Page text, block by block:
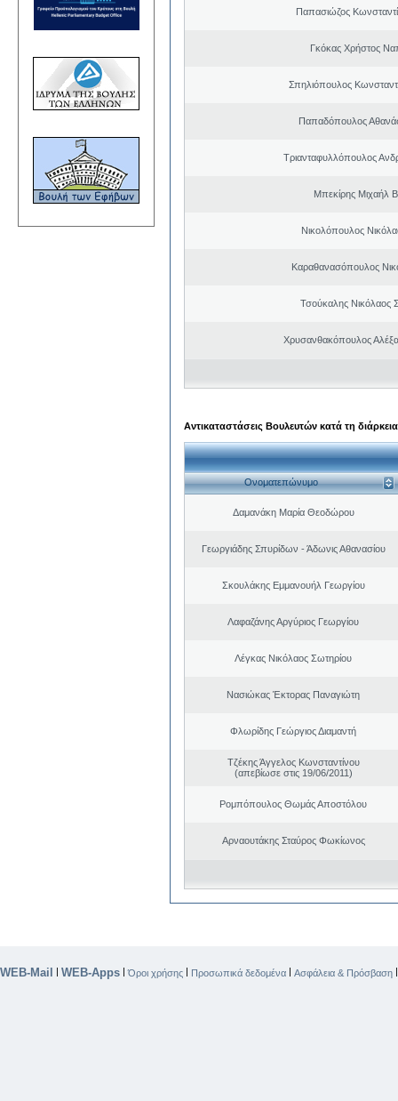
Παπασιώζος
Γκόκας Χρήστος
Σπηλιόπουλος
Παπαδόπουλος
Τριανταφυλλόπουλος
Μπεκίρης Μιχαήλ
Νικολόπουλος
Καραθανασόπουλος
Τσούκαλης Νικόλαος
Χρυσανθακόπουλος
Αντικαταστάσεις Βουλευτών κατά τη
Ονοματεπώνυμο
Δαμανάκη Μαρία Θεοδώρου
Γεωργιάδης Σπυρίδων - Άδωνις Αθανασίου
Σκουλάκης Εμμανουήλ Γεωργίου
Λαφαζάνης Αργύριος Γεωργίου
Λέγκας Νικόλαος Σωτηρίου
Νασιώκας Έκτορας Παναγιώτη
Φλωρίδης Γεώργιος Διαμαντή
Τζέκης Άγγελος Κωνσταντίνου
(απεβίωσε στις 19/06/2011)
Ρομπόπουλος Θωμάς Αποστόλου
Αρναουτάκης Σταύρος Φωκίωνος
WEB-Mail | WEB-Apps |Όροι χρήσης | Προσωπικά δεδομένα | Ασφάλεια & Πρόσβαση